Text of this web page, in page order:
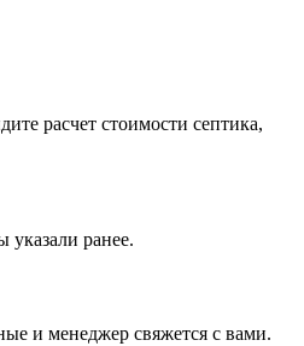
расчет стоимости септика,
указали ранее.
и менеджер свяжется с вами.